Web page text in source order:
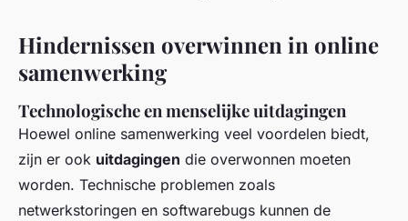
Hindernissen overwinnen in online
samenwerking
Technologische en menselijke uitdagingen
Hoewel online samenwerking veel voordelen biedt,
zijn er ook uitdagingen die overwonnen moeten
worden. Technische problemen zoals
netwerkstoringen en softwarebugs kunnen de